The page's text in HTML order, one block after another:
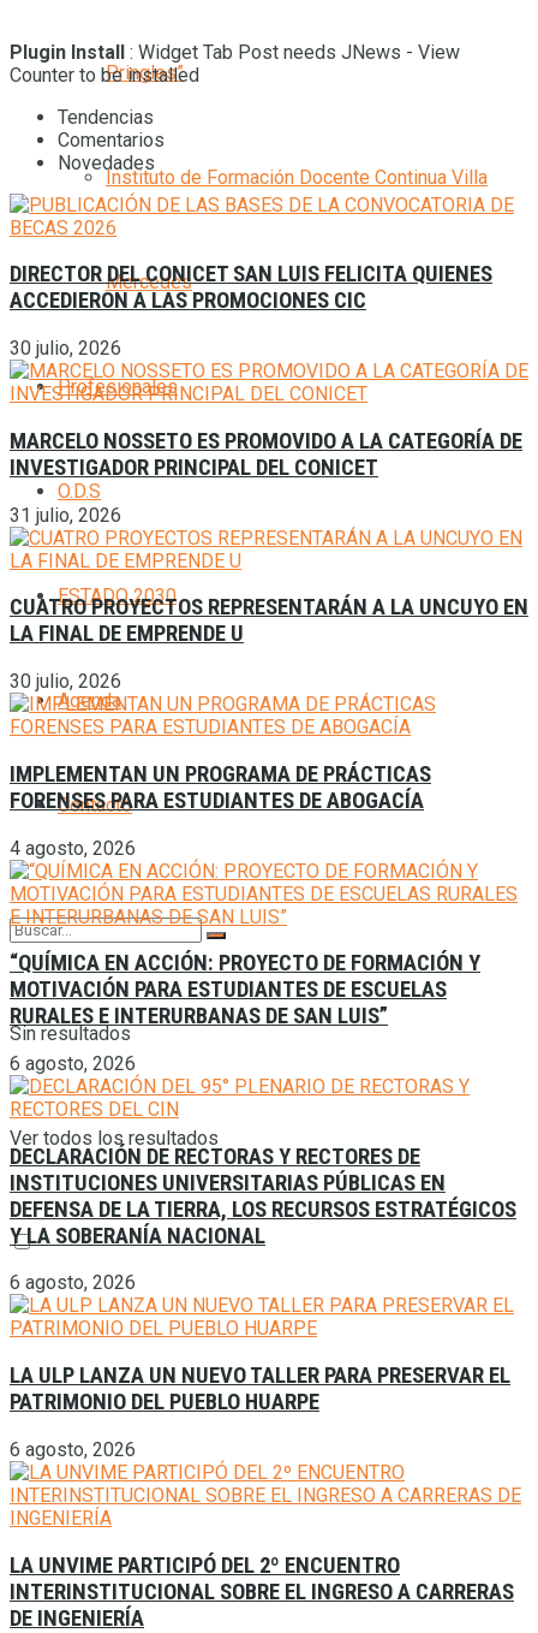
Pringles”
Instituto de Formación Docente Continua Villa
Mercedes
Profesionales
O.D.S
ESTADO 2030
Agenda
Contacto
Sin resultados
Ver todos los resultados
Plugin Install : Widget Tab Post needs JNews - View
Counter to be installed
Tendencias
Comentarios
Novedades
DIRECTOR DEL CONICET SAN LUIS FELICITA QUIENES
ACCEDIERON A LAS PROMOCIONES CIC
30 julio, 2026
MARCELO NOSSETO ES PROMOVIDO A LA CATEGORÍA DE
INVESTIGADOR PRINCIPAL DEL CONICET
31 julio, 2026
CUATRO PROYECTOS REPRESENTARÁN A LA UNCUYO EN
LA FINAL DE EMPRENDE U
30 julio, 2026
IMPLEMENTAN UN PROGRAMA DE PRÁCTICAS
FORENSES PARA ESTUDIANTES DE ABOGACÍA
4 agosto, 2026
“QUÍMICA EN ACCIÓN: PROYECTO DE FORMACIÓN Y
MOTIVACIÓN PARA ESTUDIANTES DE ESCUELAS
RURALES E INTERURBANAS DE SAN LUIS”
6 agosto, 2026
DECLARACIÓN DE RECTORAS Y RECTORES DE
INSTITUCIONES UNIVERSITARIAS PÚBLICAS EN
DEFENSA DE LA TIERRA, LOS RECURSOS ESTRATÉGICOS
Y LA SOBERANÍA NACIONAL
6 agosto, 2026
LA ULP LANZA UN NUEVO TALLER PARA PRESERVAR EL
PATRIMONIO DEL PUEBLO HUARPE
6 agosto, 2026
LA UNVIME PARTICIPÓ DEL 2º ENCUENTRO
INTERINSTITUCIONAL SOBRE EL INGRESO A CARRERAS
DE INGENIERÍA